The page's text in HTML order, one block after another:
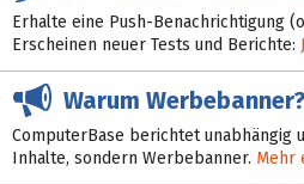
Erhalte eine Push-Benachrichtigung
Erscheinen neuer Tests und Berichte:
Warum Werbebanner?
ComputerBase berichtet unabhängig
Inhalte, sondern Werbebanner. Mehr